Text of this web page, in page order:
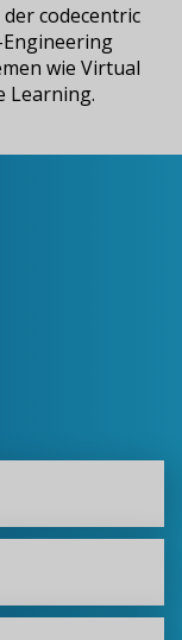
codecentric
Engineering
wie Virtual
Learning.